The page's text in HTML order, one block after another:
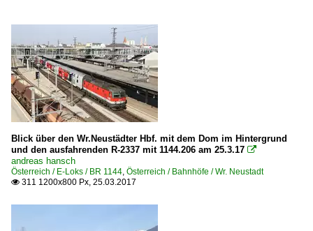
Blick über den Wr.Neustädter Hbf. mit dem Dom im Hintergrund
und den ausfahrenden R-2337 mit 1144.206 am 25.3.17 
andreas hansch
Österreich / E-Loks / BR 1144, Österreich / Bahnhöfe / Wr. Neustadt
 311 1200x800 Px, 25.03.2017